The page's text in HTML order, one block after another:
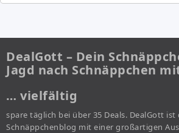
DealGott – Dein
Jagd nach Schnäppchen
… vielfältig
spare täglich bei über 35 Deals. DealGott ist
Schnäppchenblog mit einer großartigen